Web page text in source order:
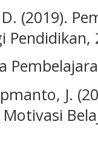
(2019).
Pendidikan,
J.